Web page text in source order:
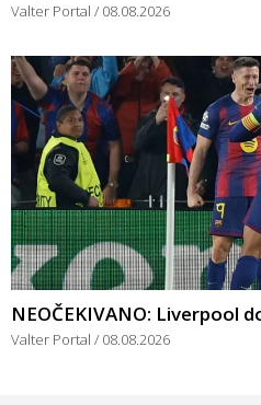
Valter Portal 08.08.2026
NEOČEKIVANO: Liverpool
Valter Portal 08.08.2026